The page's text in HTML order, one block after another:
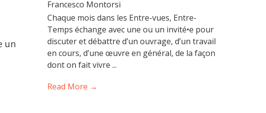
un
Francesco Montorsi
Chaque mois dans les Entre-vues, Entre-
Temps échange avec une ou un invité•e pour
discuter et débattre d’un ouvrage, d’un travail
en cours, d’une œuvre en général, de la façon
dont on fait vivre ...
Read More →